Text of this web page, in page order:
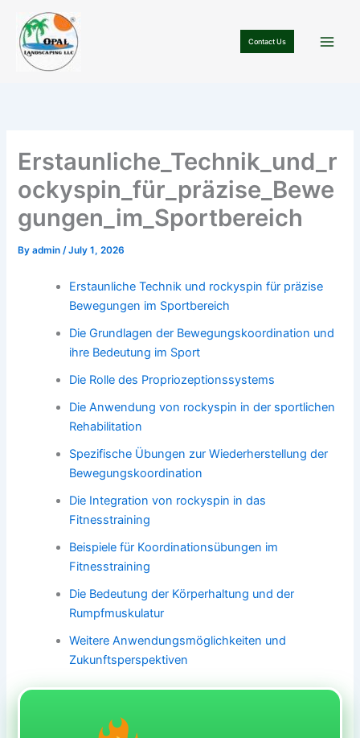
content
Contact Us
Erstaunliche_Technik_und_r
ockyspin_für_präzise_Bewe
gungen_im_Sportbereich
Byadmin/July 1, 2026
Erstaunliche Technik und rockyspin für präzise
Bewegungen im Sportbereich
Die Grundlagen der Bewegungskoordination und
ihre Bedeutung im Sport
Die Rolle des Propriozeptionssystems
Die Anwendung von rockyspin in der sportlichen
Rehabilitation
Spezifische Übungen zur Wiederherstellung der
Bewegungskoordination
Die Integration von rockyspin in das
Fitnesstraining
Beispiele für Koordinationsübungen im
Fitnesstraining
Die Bedeutung der Körperhaltung und der
Rumpfmuskulatur
Weitere Anwendungsmöglichkeiten und
Zukunftsperspektiven